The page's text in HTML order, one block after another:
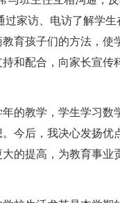
家访、电访了解学
育孩子们的方法，
和配合，向家长宣传
的教学，学生学习
今后，我决心发扬
的提高，为教育事业